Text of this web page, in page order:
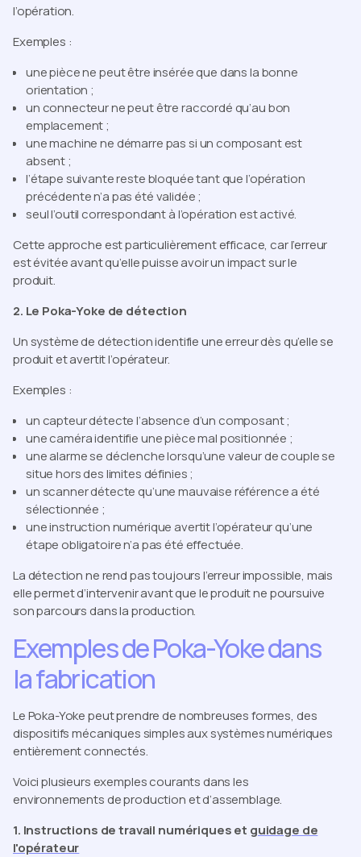
l’opération.
Exemples :
une pièce ne peut être insérée que dans la bonne
orientation ;
un connecteur ne peut être raccordé qu’au bon
emplacement ;
une machine ne démarre pas si un composant est
absent ;
l’étape suivante reste bloquée tant que l’opération
précédente n’a pas été validée ;
seul l’outil correspondant à l’opération est activé.
Cette approche est particulièrement efficace, car l’erreur
est évitée avant qu’elle puisse avoir un impact sur le
produit.
2. Le Poka-Yoke de détection
Un système de détection identifie une erreur dès qu’elle se
produit et avertit l’opérateur.
Exemples :
un capteur détecte l’absence d’un composant ;
une caméra identifie une pièce mal positionnée ;
une alarme se déclenche lorsqu’une valeur de couple se
situe hors des limites définies ;
un scanner détecte qu’une mauvaise référence a été
sélectionnée ;
une instruction numérique avertit l’opérateur qu’une
étape obligatoire n’a pas été effectuée.
La détection ne rend pas toujours l’erreur impossible, mais
elle permet d’intervenir avant que le produit ne poursuive
son parcours dans la production.
Exemples de Poka-Yoke dans
la fabrication
Le Poka-Yoke peut prendre de nombreuses formes, des
dispositifs mécaniques simples aux systèmes numériques
entièrement connectés.
Voici plusieurs exemples courants dans les
environnements de production et d’assemblage.
1. Instructions de travail numériques et guidage de
l'opérateur